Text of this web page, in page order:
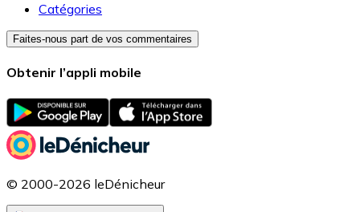
Catégories
Faites-nous part de vos commentaires
Obtenir l’appli mobile
© 2000-2026 leDénicheur